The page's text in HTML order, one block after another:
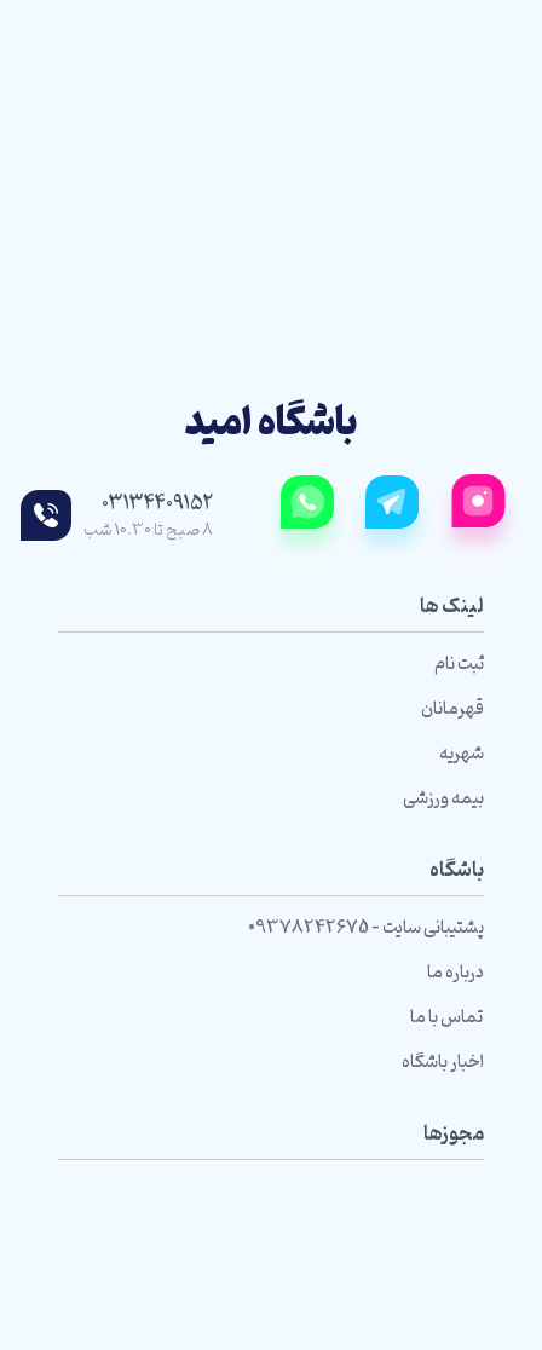
باشگاه امید
03134409152
8 صبح تا 10.30 شب
لینک ها
ثبت نام
قهرمانان
شهریه
بیمه ورزشی
باشگاه
پشتیبانی سایت - 09378242675
درباره ما
تماس با ما
اخبار باشگاه
مجوزها